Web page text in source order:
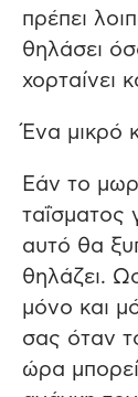
πρέπει
θηλάσει
χορταίνει
Ένα μικρό
Εάν το
ταΐσματος
αυτό θα
θηλάζει.
μόνο και
σας όταν
ώρα